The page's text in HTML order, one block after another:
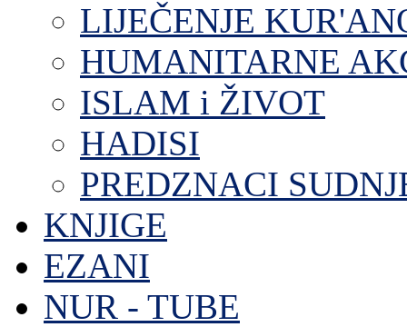
LIJEČENJE
HUMANITARNE
ISLAM i ŽIVOT
HADISI
PREDZNACI
KNJIGE
EZANI
NUR - TUBE